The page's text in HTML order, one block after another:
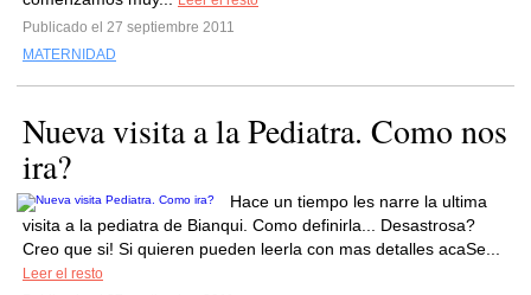
Publicado el 27 septiembre 2011
MATERNIDAD
Nueva visita a la Pediatra. Como nos
ira?
Hace un tiempo les narre la ultima
visita a la pediatra de Bianqui. Como definirla... Desastrosa?
Creo que si! Si quieren pueden leerla con mas detalles acaSe...
Leer el resto